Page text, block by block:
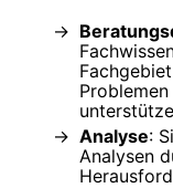
Analyse:
Analysen